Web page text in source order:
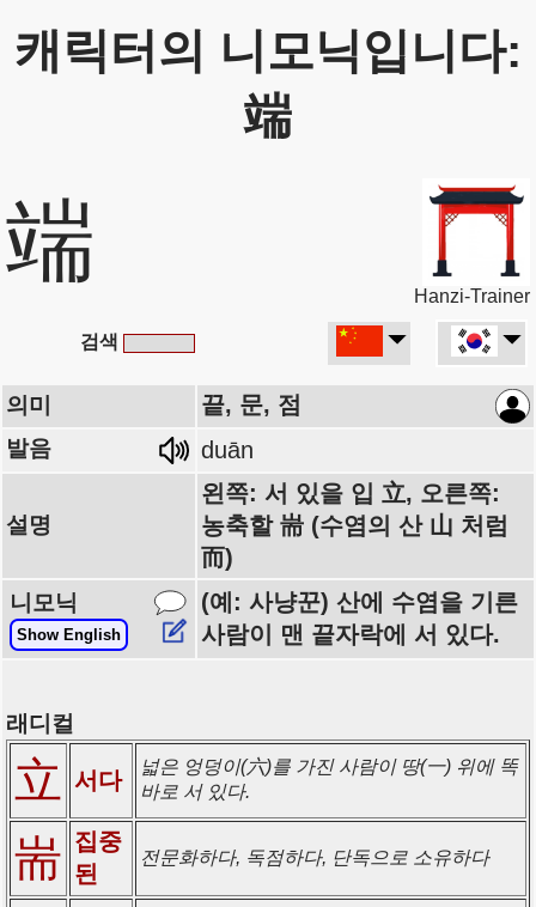
캐릭터의 니모닉입니다:
端
端
Hanzi-Trainer
검색
의미 끝, 문, 점
발음 duān
설명
왼쪽: 서 있을 입 立, 오른쪽:
농축할 耑 (수염의 산 山 처럼
而)
니모닉
Show English
(예: 사냥꾼) 산에 수염을 기른
사람이 맨 끝자락에 서 있다.
래디컬
立 서다
넓은 엉덩이(六)를 가진 사람이 땅(一) 위에 똑
바로 서 있다.
耑 집중
된
전문화하다, 독점하다, 단독으로 소유하다